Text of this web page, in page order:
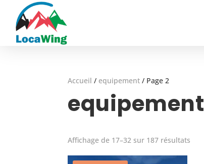
Accueil / equipement / Page 2
equipement
Affichage de 17–32 sur 187 résultats